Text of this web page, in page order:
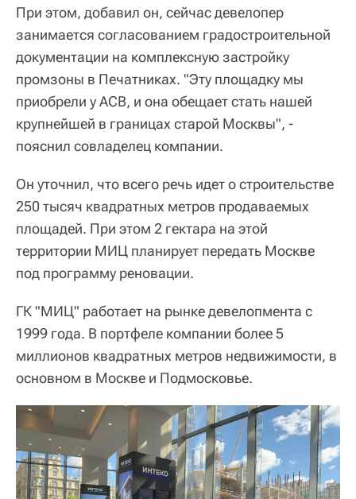
При этом, добавил он, сейчас девелопер
занимается согласованием градостроительной
документации на комплексную застройку
промзоны в Печатниках. "Эту площадку мы
приобрели у АСВ, и она обещает стать нашей
крупнейшей в границах старой Москвы", -
пояснил совладелец компании.
Он уточнил, что всего речь идет о строительстве
250 тысяч квадратных метров продаваемых
площадей. При этом 2 гектара на этой
территории МИЦ планирует передать Москве
под программу реновации.
ГК "МИЦ" работает на рынке девелопмента с
1999 года. В портфеле компании более 5
миллионов квадратных метров недвижимости, в
основном в Москве и Подмосковье.